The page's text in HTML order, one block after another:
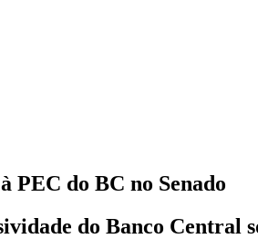
PEC do BC no Senado
do Banco Central